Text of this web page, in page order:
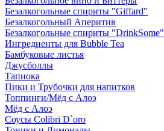
Безалкогольные спириты "Giffard"
Безалкогольный Аперитив
Безалкогольные спириты "DrinkSome"
Ингредиенты для Bubble Tea
Бамбуковые листья
Джусболлы
Тапиока
Пики и Трубочки для напитков
Топпинги/Мёд с Алоэ
Мёд с Алоэ
Соусы Colibri D`oro